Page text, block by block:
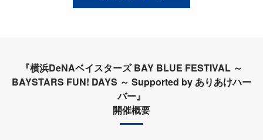
『横浜DeNAベイスターズ BAY BLUE FESTIVAL ～
BAYSTARS FUN! DAYS ～ Supported by ありあけハー
バー』
開催概要